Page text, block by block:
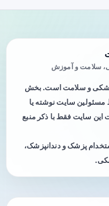
سلامت و آموزش
و سلامت است. بخش
مسئولین سایت نوشته یا
این سایت فقط با ذکر منبع
پزشک و دندانپزشک،